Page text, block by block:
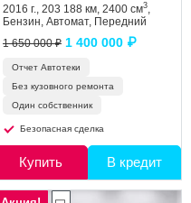
2016 г., 203 188 км, 2400 см3,
Бензин, Автомат, Передний
1 650 000 ₽ 1 400 000 ₽
Отчет Автотеки
Без кузовного ремонта
Один собственник
Безопасная сделка
Купить В кредит